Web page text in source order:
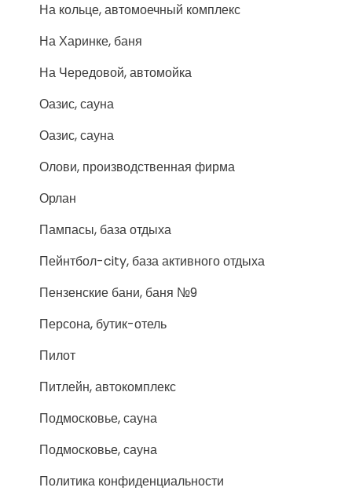
На кольце, автомоечный комплекс
На Харинке, баня
На Чередовой, автомойка
Оазис, сауна
Оазис, сауна
Олови, производственная фирма
Орлан
Пампасы, база отдыха
Пейнтбол-city, база активного отдыха
Пензенские бани, баня №9
Персона, бутик-отель
Пилот
Питлейн, автокомплекс
Подмосковье, сауна
Подмосковье, сауна
Политика конфиденциальности